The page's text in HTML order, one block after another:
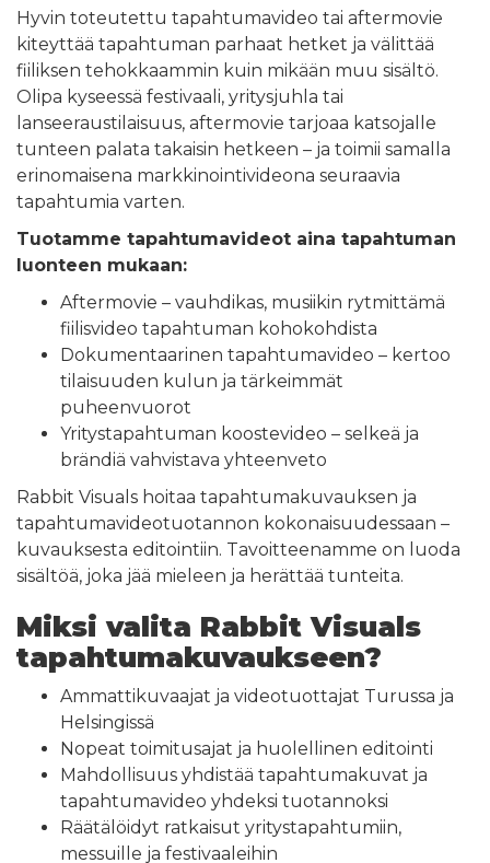
Hyvin toteutettu tapahtumavideo tai aftermovie
kiteyttää tapahtuman parhaat hetket ja välittää
fiiliksen tehokkaammin kuin mikään muu sisältö.
Olipa kyseessä festivaali, yritysjuhla tai
lanseeraustilaisuus, aftermovie tarjoaa katsojalle
tunteen palata takaisin hetkeen – ja toimii samalla
erinomaisena markkinointivideona seuraavia
tapahtumia varten.
Tuotamme tapahtumavideot aina tapahtuman
luonteen mukaan:
Aftermovie – vauhdikas, musiikin rytmittämä
fiilisvideo tapahtuman kohokohdista
Dokumentaarinen tapahtumavideo – kertoo
tilaisuuden kulun ja tärkeimmät
puheenvuorot
Yritystapahtuman koostevideo – selkeä ja
brändiä vahvistava yhteenveto
Rabbit Visuals hoitaa tapahtumakuvauksen ja
tapahtumavideotuotannon kokonaisuudessaan –
kuvauksesta editointiin. Tavoitteenamme on luoda
sisältöä, joka jää mieleen ja herättää tunteita.
Miksi valita Rabbit Visuals
tapahtumakuvaukseen?
Ammattikuvaajat ja videotuottajat Turussa ja
Helsingissä
Nopeat toimitusajat ja huolellinen editointi
Mahdollisuus yhdistää tapahtumakuvat ja
tapahtumavideo yhdeksi tuotannoksi
Räätälöidyt ratkaisut yritystapahtumiin,
messuille ja festivaaleihin